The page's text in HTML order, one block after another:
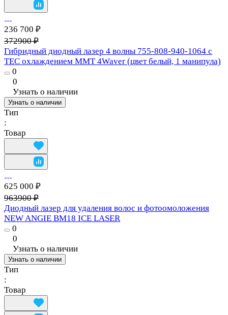
236 700 ₽
372900 ₽
Гибридный диодный лазер 4 волны 755-808-940-1064 с
TEC охлаждением MMT 4Waver (цвет белый, 1 манипула)
0
0
Узнать о наличии
Узнать о наличии
Тип
:
Товар
625 000 ₽
963900 ₽
Диодный лазер для удаления волос и фотоомоложения
NEW ANGIE BM18 ICE LASER
0
0
Узнать о наличии
Узнать о наличии
Тип
:
Товар